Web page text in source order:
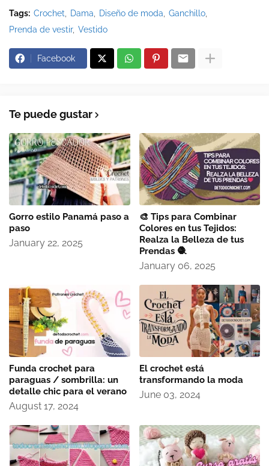
Tags: Crochet Dama Diseño de moda
Ganchillo
Prenda de vestir Vestido
Facebook
Te puede gustar
Gorro estilo Panamá paso a
paso
January 22, 2025
🎨 Tips para Combinar
Colores en tus Tejidos:
Realza la Belleza de tus
Prendas 🧶
January 06, 2025
Funda crochet para
paraguas / sombrilla: un
detalle chic para el verano
August 17, 2024
El crochet está
transformando la moda
June 03, 2024